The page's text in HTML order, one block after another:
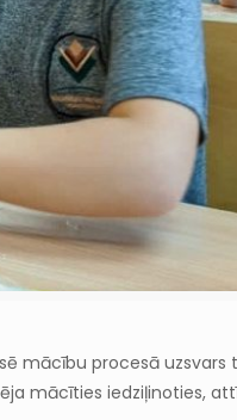
mācību procesā uzsvars
mācīties iedziļinoties,